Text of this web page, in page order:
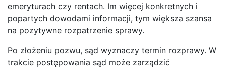
emeryturach czy rentach. Im więcej konkretnych i
popartych dowodami informacji, tym większa szansa
na pozytywne rozpatrzenie sprawy.
Po złożeniu pozwu, sąd wyznaczy termin rozprawy. W
trakcie postępowania sąd może zarządzić